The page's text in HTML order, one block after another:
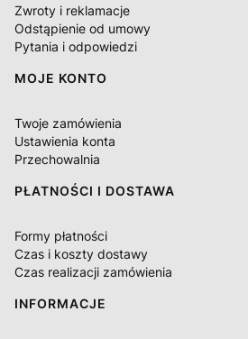
Zwroty i reklamacje
Odstąpienie od umowy
Pytania i odpowiedzi
MOJE KONTO
Twoje zamówienia
Ustawienia konta
Przechowalnia
PŁATNOŚCI I DOSTAWA
Formy płatności
Czas i koszty dostawy
Czas realizacji zamówienia
INFORMACJE